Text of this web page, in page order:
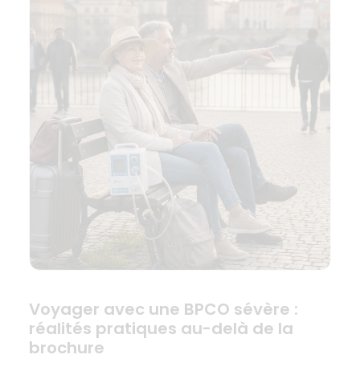
Voyager avec une BPCO sévère :
réalités pratiques au-delà de la
brochure